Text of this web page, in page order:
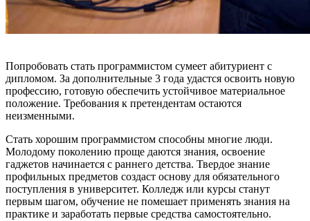
Попробовать стать программистом сумеет абитуриент с
дипломом. За дополнительные 3 года удастся освоить новую
профессию, готовую обеспечить устойчивое материальное
положение. Требования к претендентам остаются
неизменными.
Стать хорошим программистом способны многие люди.
Молодому поколению проще даются знания, освоение
гаджетов начинается с раннего детства. Твердое знание
профильных предметов создаст основу для обязательного
поступления в университет. Колледж или курсы станут
первым шагом, обучение не помешает применять знания на
практике и заработать первые средства самостоятельно.